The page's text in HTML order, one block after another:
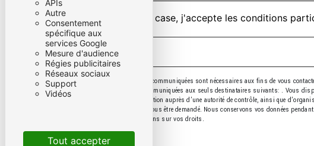
En cochant cette case, j'accepte les conditions
** Les données personnelles communiquées sont nécessaires aux fins de vous
données collectées seront communiquées aux seuls destinataires suivants: . Vous
droit d’introduire une réclamation auprès d’une autorité de contrôle, ainsi que
justificatif d'identité pourra vous être demandé. Nous conservons vos données
cnil.fr pour plus d’informations sur vos droits.
APIs
Autre
Consentement
spécifique aux
services Google
Mesure d'audience
Régies publicitaires
Réseaux sociaux
Support
Vidéos
Tout accepter